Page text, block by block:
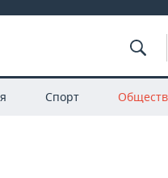
Спорт